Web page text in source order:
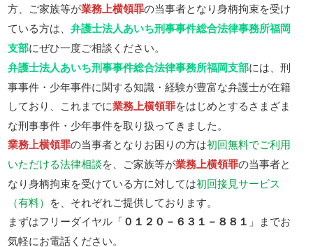
方、ご家族等が業務上横領罪の当事者となり身柄拘束を受け
ている方は、弁護士法人あいち刑事事件総合法律事務所福岡
支部にぜひ一度ご相談ください。
弁護士法人あいち刑事事件総合法律事務所福岡支部には、刑
事事件・少年事件に関する知識・経験が豊富な弁護士が在籍
しており、これまでに業務上横領罪をはじめとするさまざま
な刑事事件・少年事件を取り扱ってきました。
業務上横領罪の当事者となりお困りの方は初回無料でご利用
いただける法律相談を、ご家族等が業務上横領罪の当事者と
なり身柄拘束を受けている方に対しては初回接見サービス
（有料） を、それぞれご提供しております。
まずはフリーダイヤル「０１２０－６３１－８８１ 」までお
気軽にお電話ください。